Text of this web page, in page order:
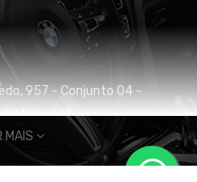
957 - Conjunto 04 -
02350-001
MAIS